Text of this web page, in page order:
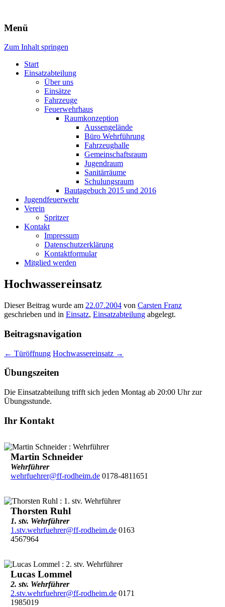
Freiwillige Feuerwehr Rodheim
v.d.H.
Menü
Zum Inhalt springen
Start
Einsatzabteilung
Über uns
Einsätze
Fahrzeuge
Feuerwehrhaus
Raumkonzeption
Aussengelände
Büro Wehrführung
Fahrzeughalle
Gemeinschaftsraum
Jugendraum
Sanitärräume
Schulungsraum
Bautagebuch 2015 und 2016
Jugendfeuerwehr
Verein
Spritzer
Kontakt
Impressum
Datenschutzerklärung
Kontaktformular
Mitglied werden
Hochwassereinsatz
Dieser Beitrag wurde am 22.07.2004 von Carsten Franz
geschrieben und in Einsatz, Einsatzabteilung abgelegt.
Beitragsnavigation
← Türöffnung Hochwassereinsatz →
Übungszeiten
Die Einsatzabteilung trifft sich jeden Montag ab 20:00 Uhr zur
Übungsstunde.
Ihr Kontakt
Martin Schneider
Wehrführer
wehrfuehrer@ff-rodheim.de0178-4811651
Thorsten Ruhl
1. stv. Wehrführer
1.stv.wehrfuehrer@ff-rodheim.de0163
4567964
Lucas Lommel
2. stv. Wehrführer
2.stv.wehrfuehrer@ff-rodheim.de0171
1985019